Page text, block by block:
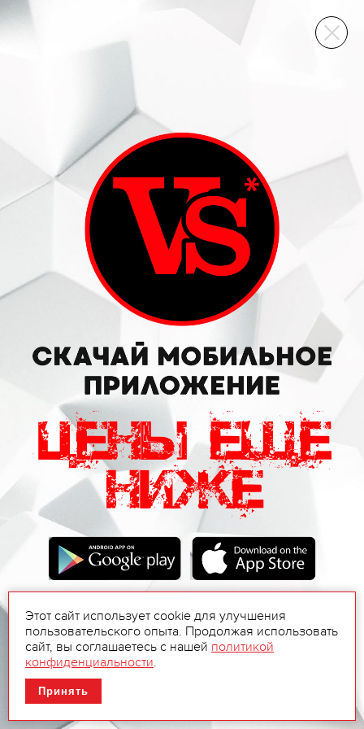
ВИННЫЙ СКЛАД
Этот сайт использует cookie для улучшения
пользовательского опыта. Продолжая использовать
сайт, вы соглашаетесь с нашей политикой
конфиденциальности.
Принять